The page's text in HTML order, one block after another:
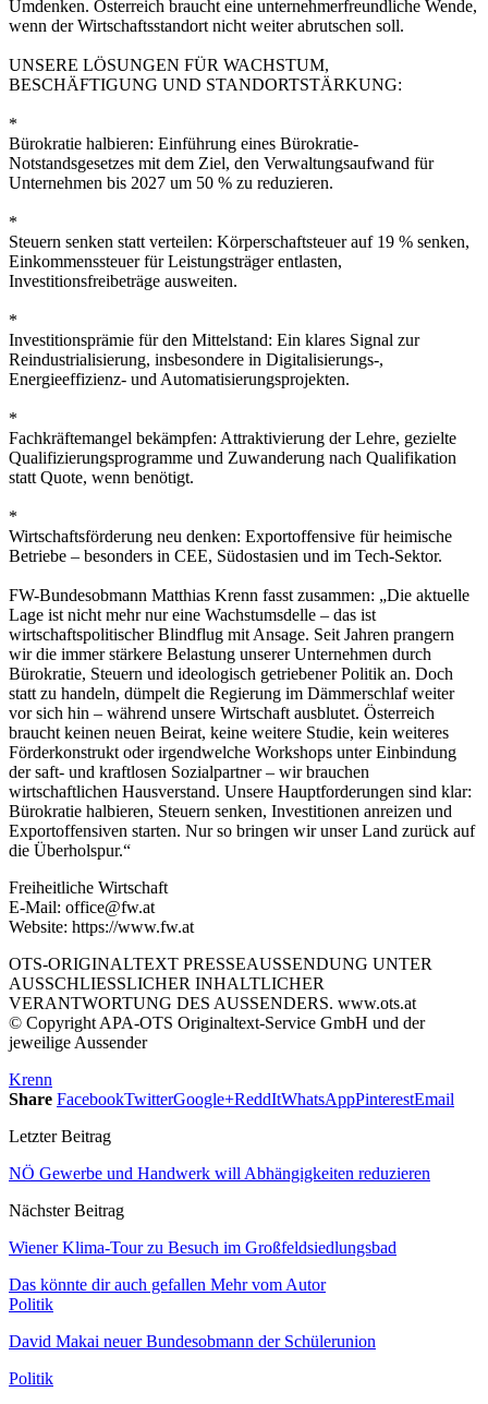
Umdenken. Österreich braucht eine unternehmerfreundliche Wende,
wenn der Wirtschaftsstandort nicht weiter abrutschen soll.
UNSERE LÖSUNGEN FÜR WACHSTUM,
BESCHÄFTIGUNG UND STANDORTSTÄRKUNG:
*
Bürokratie halbieren: Einführung eines Bürokratie-
Notstandsgesetzes mit dem Ziel, den Verwaltungsaufwand für
Unternehmen bis 2027 um 50 % zu reduzieren.
*
Steuern senken statt verteilen: Körperschaftsteuer auf 19 % senken,
Einkommenssteuer für Leistungsträger entlasten,
Investitionsfreibeträge ausweiten.
*
Investitionsprämie für den Mittelstand: Ein klares Signal zur
Reindustrialisierung, insbesondere in Digitalisierungs-,
Energieeffizienz- und Automatisierungsprojekten.
*
Fachkräftemangel bekämpfen: Attraktivierung der Lehre, gezielte
Qualifizierungsprogramme und Zuwanderung nach Qualifikation
statt Quote, wenn benötigt.
*
Wirtschaftsförderung neu denken: Exportoffensive für heimische
Betriebe – besonders in CEE, Südostasien und im Tech-Sektor.
FW-Bundesobmann Matthias Krenn fasst zusammen: „Die aktuelle
Lage ist nicht mehr nur eine Wachstumsdelle – das ist
wirtschaftspolitischer Blindflug mit Ansage. Seit Jahren prangern
wir die immer stärkere Belastung unserer Unternehmen durch
Bürokratie, Steuern und ideologisch getriebener Politik an. Doch
statt zu handeln, dümpelt die Regierung im Dämmerschlaf weiter
vor sich hin – während unsere Wirtschaft ausblutet. Österreich
braucht keinen neuen Beirat, keine weitere Studie, kein weiteres
Förderkonstrukt oder irgendwelche Workshops unter Einbindung
der saft- und kraftlosen Sozialpartner – wir brauchen
wirtschaftlichen Hausverstand. Unsere Hauptforderungen sind klar:
Bürokratie halbieren, Steuern senken, Investitionen anreizen und
Exportoffensiven starten. Nur so bringen wir unser Land zurück auf
die Überholspur.“
Freiheitliche Wirtschaft
E-Mail: office@fw.at
Website: https://www.fw.at
OTS-ORIGINALTEXT PRESSEAUSSENDUNG UNTER
AUSSCHLIESSLICHER INHALTLICHER
VERANTWORTUNG DES AUSSENDERS. www.ots.at
© Copyright APA-OTS Originaltext-Service GmbH und der
jeweilige Aussender
Krenn
Share FacebookTwitterGoogle+ReddItWhatsAppPinterestEmail
Letzter Beitrag
NÖ Gewerbe und Handwerk will Abhängigkeiten reduzieren
Nächster Beitrag
Wiener Klima-Tour zu Besuch im Großfeldsiedlungsbad
Das könnte dir auch gefallen Mehr vom Autor
Politik
David Makai neuer Bundesobmann der Schülerunion
Politik